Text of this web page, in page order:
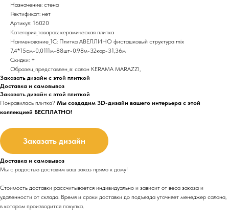
Назначение: стена
Ректификат: нет
Артикул: 16020
Категория_товаров: керамическая плитка
Наименование_1С: Плитка АВЕЛЛИНО фисташковый структура mix
7,4*15см-0,0111м-88шт-0.98м-32кор-31,36м
Скидки: +
Образец_представлен_в: салон KERAMA MARAZZI,
Заказать дизайн с этой плиткой
Доставка и самовывоз
Заказать дизайн с этой плиткой
Понравилась плитка? Мы создадим 3D-дизайн вашего интерьера с этой
коллекцией БЕСПЛАТНО!
Заказать дизайн
Доставка и самовывоз
Мы с радостью доставим ваш заказ прямо к дому!
Стоимость доставки рассчитывается индивидуально и зависит от веса заказа и
удаленности от склада. Время и сроки доставки до подъезда уточняет менеджер салона,
в котором производится покупка.